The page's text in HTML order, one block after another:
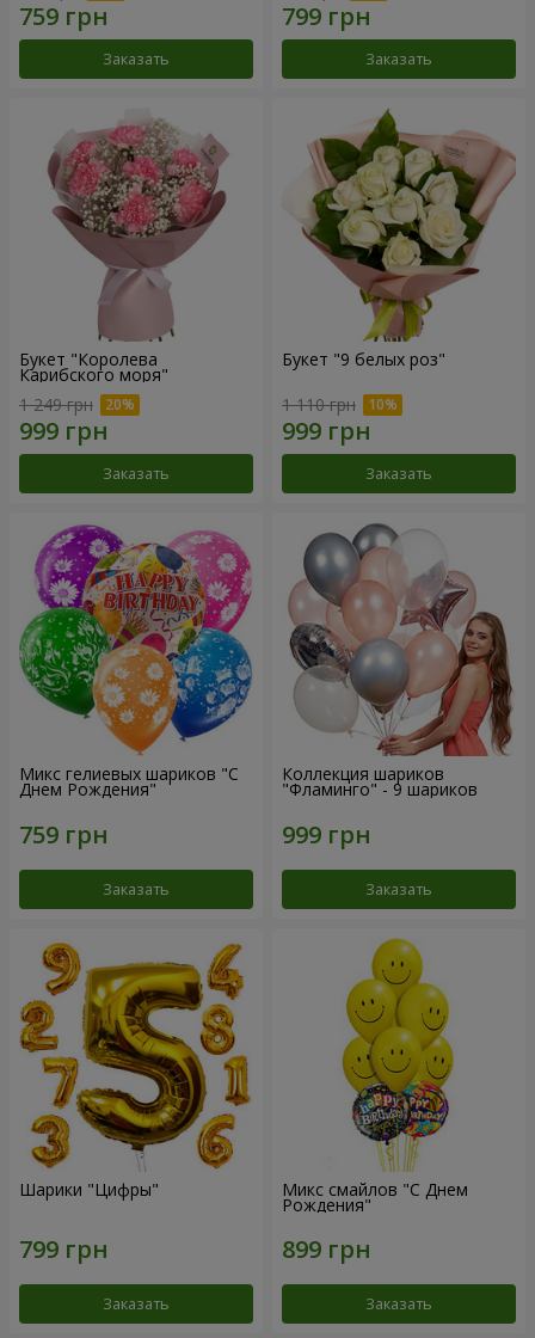
Заказать Заказать
Букет "Королева
Карибского моря"
1 249 грн
Заказать
Букет "9 белых роз"
1 110 грн
Заказать
Микс гелиевых шариков "C
Днем Рождения"
Заказать
Коллекция шариков
"Фламинго" - 9 шариков
Заказать
Шарики "Цифры"
Заказать
Микс смайлов "C Днем
Рождения"
Заказать